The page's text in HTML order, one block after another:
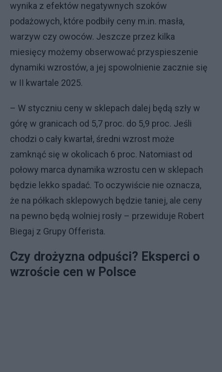
wynika z efektów negatywnych szoków
podażowych, które podbiły ceny m.in. masła,
warzyw czy owoców. Jeszcze przez kilka
miesięcy możemy obserwować przyspieszenie
dynamiki wzrostów, a jej spowolnienie zacznie się
w II kwartale 2025.
– W styczniu ceny w sklepach dalej będą szły w
górę w granicach od 5,7 proc. do 5,9 proc. Jeśli
chodzi o cały kwartał, średni wzrost może
zamknąć się w okolicach 6 proc. Natomiast od
połowy marca dynamika wzrostu cen w sklepach
będzie lekko spadać. To oczywiście nie oznacza,
że na półkach sklepowych będzie taniej, ale ceny
na pewno będą wolniej rosły – przewiduje Robert
Biegaj z Grupy Offerista.
Czy drożyzna odpuści? Eksperci o
wzroście cen w Polsce